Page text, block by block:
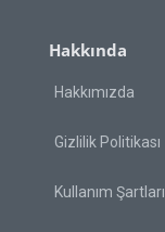
Hakkında
Hakkımızda
Gizlilik Politikası
Kullanım Şartları